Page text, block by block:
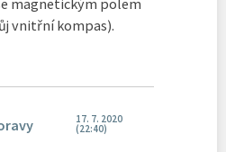
magnetickým polem
vnitřní kompas).
17. 7. 2020
(22:40)